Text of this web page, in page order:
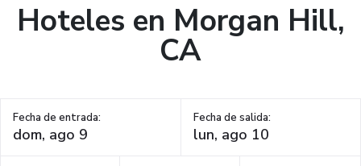
Hoteles en Morgan Hill,
CA
Fecha de entrada: Fecha de salida: